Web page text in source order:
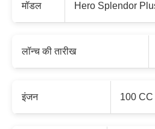
मॉडल Hero Splendor
लॉन्च की तारीख
इंजन 100 CC